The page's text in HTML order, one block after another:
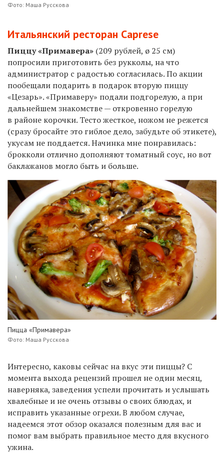
Фото: Маша Русскова
Итальянский ресторан Caprese
Пиццу «Примавера» (209 рублей, ø 25 см)
попросили приготовить без рукколы, на что
администратор с радостью согласилась. По акции
пообещали подарить в подарок вторую пиццу
«Цезарь». «Примаверу» подали подгорелую, а при
дальнейшем знакомстве — откровенно горелую
в районе корочки. Тесто жесткое, ножом не режется
(сразу бросайте это гиблое дело, забудьте об этикете),
укусам не поддается. Начинка мне понравилась:
брокколи отлично дополняют томатный соус, но вот
баклажанов могло быть и больше.
Пицца «Примавера»
Фото: Маша Русскова
Интересно, каковы сейчас на вкус эти пиццы? С
момента выхода рецензий прошел не один месяц,
наверняка, заведения успели прочитать и услышать
хвалебные и не очень отзывы о своих блюдах, и
исправить указанные огрехи. В любом случае,
надеемся этот обзор оказался полезным для вас и
помог вам выбрать правильное место для вкусного
ужина.